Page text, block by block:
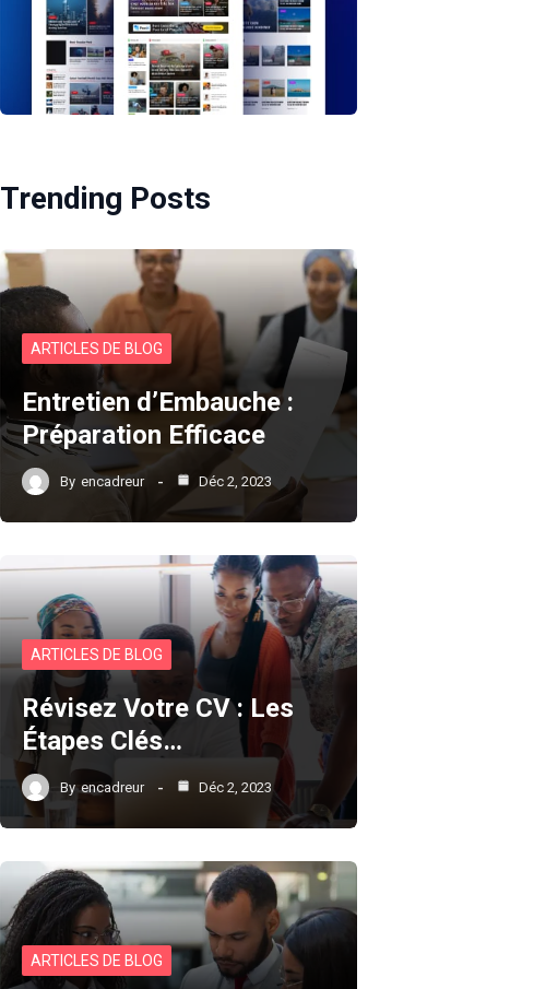
Trending Posts
ARTICLES DE BLOG
Entretien d’Embauche :
Préparation Efficace
By encadreur Déc 2, 2023
ARTICLES DE BLOG
Révisez Votre CV : Les
Étapes Clés…
By encadreur Déc 2, 2023
ARTICLES DE BLOG